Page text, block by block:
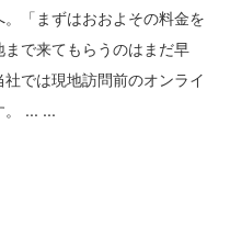
「まずはおおよその料金を
で来てもらうのはまだ早
では現地訪問前のオンライ
。 ... ...